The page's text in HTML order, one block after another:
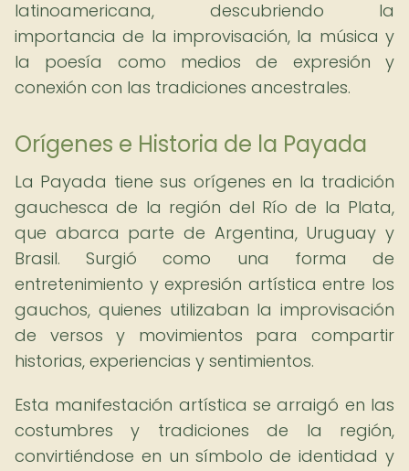
latinoamericana, descubriendo la
importancia de la improvisación, la música y
la poesía como medios de expresión y
conexión con las tradiciones ancestrales.
Orígenes e Historia de la Payada
La Payada tiene sus orígenes en la tradición
gauchesca de la región del Río de la Plata,
que abarca parte de Argentina, Uruguay y
Brasil. Surgió como una forma de
entretenimiento y expresión artística entre los
gauchos, quienes utilizaban la improvisación
de versos y movimientos para compartir
historias, experiencias y sentimientos.
Esta manifestación artística se arraigó en las
costumbres y tradiciones de la región,
convirtiéndose en un símbolo de identidad y